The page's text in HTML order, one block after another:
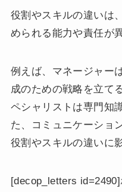
役割やスキルの違いは
められる能力や責任が
例えば、マネージャー
成のための戦略を立て
ペシャリストは専門知
た、コミュニケーショ
役割やスキルの違いに
[decop_letters